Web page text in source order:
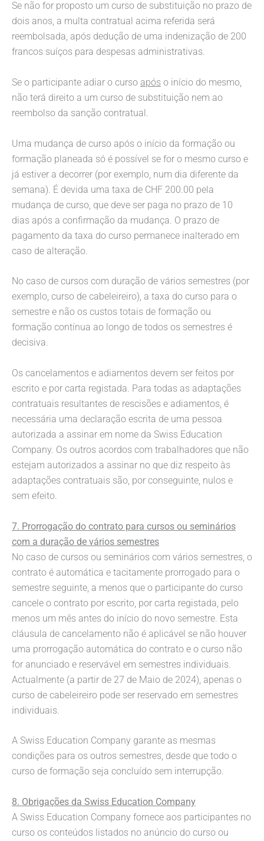
Se não for proposto um curso de substituição no prazo de
dois anos, a multa contratual acima referida será
reembolsada, após dedução de uma indenização de 200
francos suíços para despesas administrativas.
Se o participante adiar o curso após o início do mesmo,
não terá direito a um curso de substituição nem ao
reembolso da sanção contratual.
Uma mudança de curso após o início da formação ou
formação planeada só é possível se for o mesmo curso e
já estiver a decorrer (por exemplo, num dia diferente da
semana). É devida uma taxa de CHF 200.00 pela
mudança de curso, que deve ser paga no prazo de 10
dias após a confirmação da mudança. O prazo de
pagamento da taxa do curso permanece inalterado em
caso de alteração.
No caso de cursos com duração de vários semestres (por
exemplo, curso de cabeleireiro), a taxa do curso para o
semestre e não os custos totais de formação ou
formação contínua ao longo de todos os semestres é
decisiva.
Os cancelamentos e adiamentos devem ser feitos por
escrito e por carta registada. Para todas as adaptações
contratuais resultantes de rescisões e adiamentos, é
necessária uma declaração escrita de uma pessoa
autorizada a assinar em nome da Swiss Education
Company. Os outros acordos com trabalhadores que não
estejam autorizados a assinar no que diz respeito às
adaptações contratuais são, por conseguinte, nulos e
sem efeito.
7. Prorrogação do contrato para cursos ou seminários
com a duração de vários semestres
No caso de cursos ou seminários com vários semestres, o
contrato é automática e tacitamente prorrogado para o
semestre seguinte, a menos que o participante do curso
cancele o contrato por escrito, por carta registada, pelo
menos um mês antes do início do novo semestre. Esta
cláusula de cancelamento não é aplicável se não houver
uma prorrogação automática do contrato e o curso não
for anunciado e reservável em semestres individuais.
Actualmente (a partir de 27 de Maio de 2024), apenas o
curso de cabeleireiro pode ser reservado em semestres
individuais.
A Swiss Education Company garante as mesmas
condições para os outros semestres, desde que todo o
curso de formação seja concluído sem interrupção.
8. Obrigações da Swiss Education Company
A Swiss Education Company fornece aos participantes no
curso os conteúdos listados no anúncio do curso ou